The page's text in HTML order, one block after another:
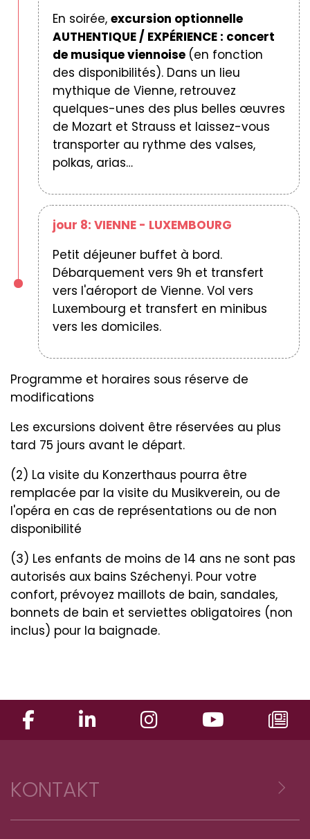
En soirée, excursion optionnelle
AUTHENTIQUE / EXPÉRIENCE : concert
de musique viennoise (en fonction
des disponibilités). Dans un lieu
mythique de Vienne, retrouvez
quelques-unes des plus belles œuvres
de Mozart et Strauss et laissez-vous
transporter au rythme des valses,
polkas, arias…
jour 8: VIENNE - LUXEMBOURG
Petit déjeuner buffet à bord.
Débarquement vers 9h et transfert
vers l'aéroport de Vienne. Vol vers
Luxembourg et transfert en minibus
vers les domiciles.
Programme et horaires sous réserve de
modifications
Les excursions doivent être réservées au plus
tard 75 jours avant le départ.
(2) La visite du Konzerthaus pourra être
remplacée par la visite du Musikverein, ou de
l'opéra en cas de représentations ou de non
disponibilité
(3) Les enfants de moins de 14 ans ne sont pas
autorisés aux bains Széchenyi. Pour votre
confort, prévoyez maillots de bain, sandales,
bonnets de bain et serviettes obligatoires (non
inclus) pour la baignade.
KONTAKT